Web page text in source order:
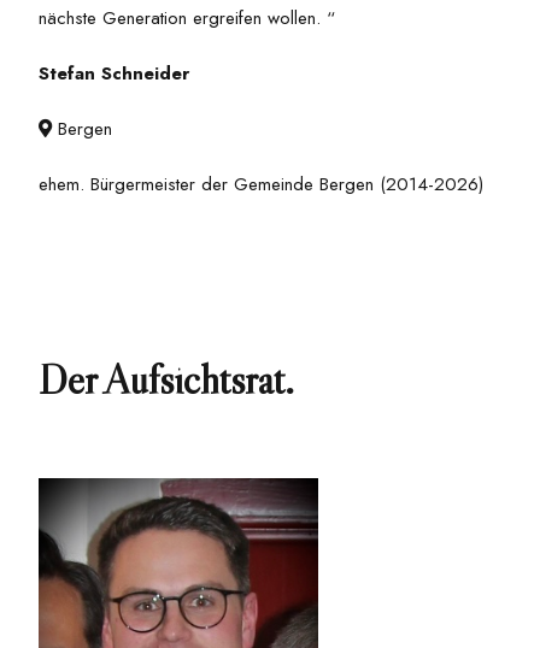
nächste Generation ergreifen wollen. “
Stefan Schneider
Bergen
ehem. Bürgermeister der Gemeinde Bergen (2014-2026)
Der Aufsichtsrat.